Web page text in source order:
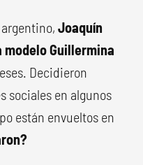
Joaquín
Guillermina
Decidieron
sociales en algunos
están envueltos en